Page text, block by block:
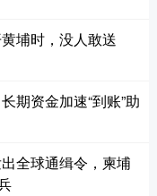
埔时，没人敢送
期资金加速“到账”助
全球通缉令，柬埔